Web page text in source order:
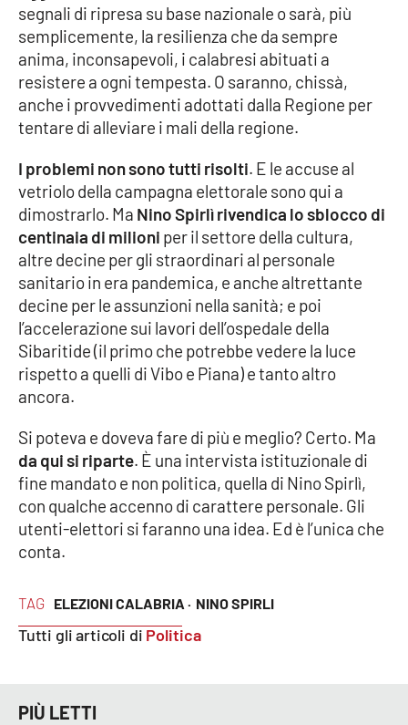
Venti di comunicazione
STREAMING
LaC TV
LaC Network
LaC OnAir
EDIZIONI
LOCALI
Catanzaro
Crotone
Vibo Valentia
Reggio Calabria
Cosenza
PROGETTI
SPECIALI
TAG ELEZIONI CALABRIA · NINO SPIRLI
Tutti gli articoli di Politica
segnali di ripresa su base nazionale o sarà, più
semplicemente, la resilienza che da sempre
anima, inconsapevoli, i calabresi abituati a
resistere a ogni tempesta. O saranno, chissà,
anche i provvedimenti adottati dalla Regione per
tentare di alleviare i mali della regione.
I problemi non sono tutti risolti. E le accuse al
vetriolo della campagna elettorale sono qui a
dimostrarlo. Ma Nino Spirlì rivendica lo sblocco di
centinaia di milioni per il settore della cultura,
altre decine per gli straordinari al personale
sanitario in era pandemica, e anche altrettante
decine per le assunzioni nella sanità; e poi
l’accelerazione sui lavori dell’ospedale della
Sibaritide (il primo che potrebbe vedere la luce
rispetto a quelli di Vibo e Piana) e tanto altro
ancora.
Si poteva e doveva fare di più e meglio? Certo. Ma
da qui si riparte. È una intervista istituzionale di
fine mandato e non politica, quella di Nino Spirlì,
con qualche accenno di carattere personale. Gli
utenti-elettori si faranno una idea. Ed è l’unica che
conta.
PIÙ LETTI